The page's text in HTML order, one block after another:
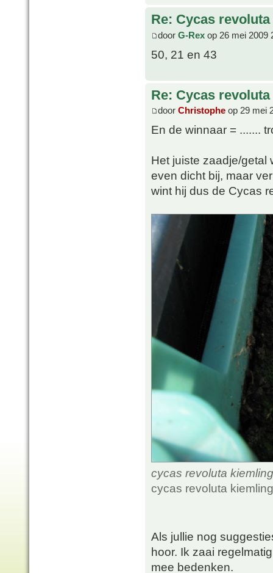
Re: Cycas
door G-Rex op 26 mei 2009
50, 21 en 43
Re: Cycas
door Christophe op 29 mei
En de winnaar = .......
Het juiste zaadje/getal
even dicht bij, maar
wint hij dus de Cycas
cycas revoluta kiemling
cycas revoluta
Als jullie nog
hoor. Ik zaai
mee bedenken.